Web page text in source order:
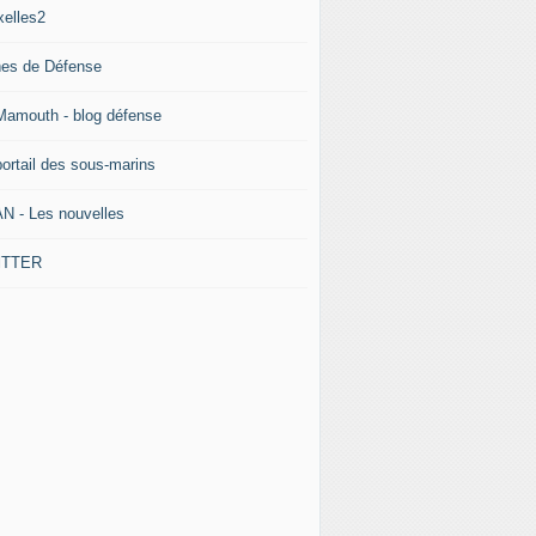
de Défense
- blog défense
des sous-marins
- Les nouvelles